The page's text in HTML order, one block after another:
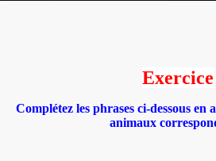
Exercice
Complétez les phrases ci-dessous en
animaux